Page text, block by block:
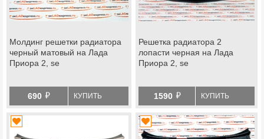
Молдинг решетки радиатора
черный матовый на Лада
Приора 2, se
690 й КУПИТЬ
Решетка радиатора 2
лопасти черная на Лада
Приора 2, se
1590 й КУПИТЬ